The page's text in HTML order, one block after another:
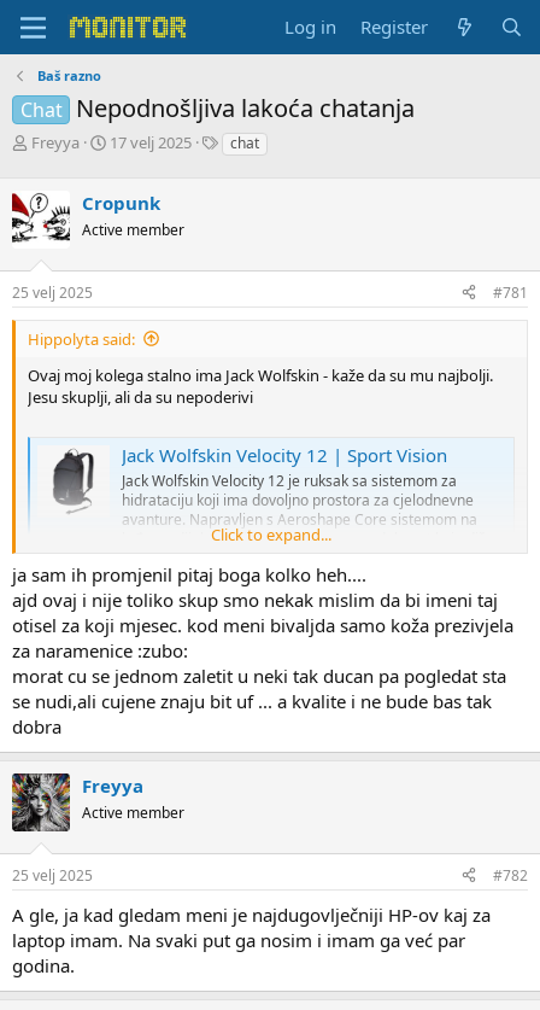
Log in Register
Baš razno
Chat Nepodnošljiva lakoća chatanja
T
e
a
s
t
a
r
e
r
Freyya
S
r
t
a
e
17 velj 2025
Tchat
Cropunk
Active member
25 velj 2025 #781
Hippolyta said:
Ovaj moj kolega stalno ima Jack Wolfskin - kaže da su mu najbolji.
Jesu skuplji, ali da su nepoderivi
Jack Wolfskin Velocity 12 | Sport Vision
Jack Wolfskin Velocity 12 je ruksak sa sistemom za
hidrataciju koji ima dovoljno prostora za cjelodnevne
avanture. Napravljen s Aeroshape Core sistemom na
leđnom dijelu, ovaj ruksak osigurava udobnost koja diše,
a integrirani pokrivač za kišu i r...
www.sportvision.hr
Click to expand...
ja sam ih promjenil pitaj boga kolko heh....
ajd ovaj i nije toliko skup smo nekak mislim da bi imeni taj
otisel za koji mjesec. kod meni bivaljda samo koža prezivjela
za naramenice :zubo:
morat cu se jednom zaletit u neki tak ducan pa pogledat sta
se nudi,ali cujene znaju bit uf ... a kvalite i ne bude bas tak
dobra
Freyya
Active member
25 velj 2025 #782
A gle, ja kad gledam meni je najdugovlječniji HP-ov kaj za
laptop imam. Na svaki put ga nosim i imam ga već par
godina.